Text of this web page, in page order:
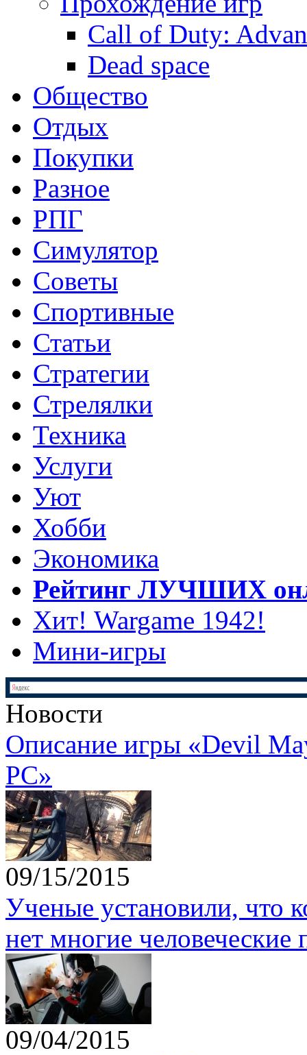
Call of Duty:
Dead space
Общество
Отдых
Покупки
Разное
РПГ
Симулятор
Советы
Спортивные
Статьи
Стратегии
Стрелялки
Техника
Услуги
Уют
Хобби
Экономика
Рейтинг ЛУЧШИХ
Хит! Wargame 1942!
Мини-игры
Новости
Описание игры «Devil
PC»
09/15/2015
Ученые установили, что
нет многие человеческие
09/04/2015